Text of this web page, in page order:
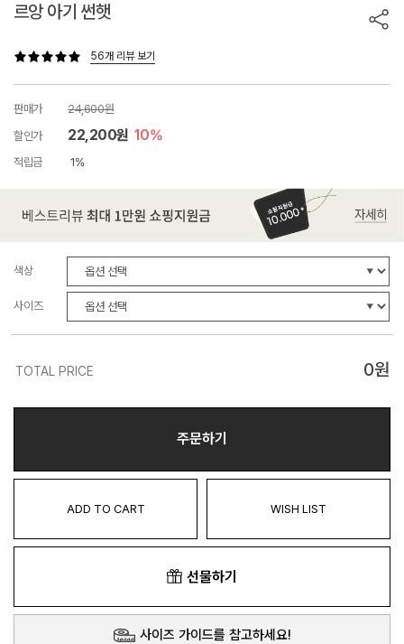
르앙 아기 썬햇
56개 리뷰 보기
판매가
24,600원
할인가
22,200원 10%
적립금 1%
색상
사이즈
TOTAL PRICE 0원
주문하기
ADD TO CART WISH LIST
선물하기
사이즈 가이드를 참고하세요!